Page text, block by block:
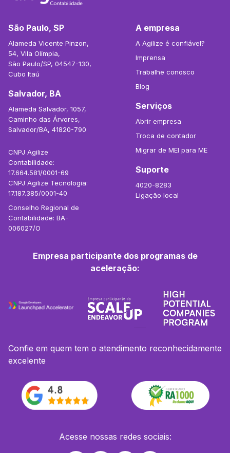
São Paulo, SP
Alameda Vicente Pinzon,
54, Vila Olímpia,
São Paulo/SP, 04547-130,
Cubo Itaú
Salvador, BA
Alameda Salvador, 1057,
Caminho das Árvores,
Salvador/BA, 41820-790
CNPJ Agilize
Contabilidade:
17.664.581/0001-69
CNPJ Agilize Tecnologia:
17.187.385/0001-40
Conselho Regional de
Contabilidade: BA-
006027/O
A empresa
A Agilize é confiável?
Imprensa
Trabalhe conosco
Blog
Serviços
Abrir empresa
Troca de contador
Migrar de MEI para ME
Suporte
4020-8283
Ligação local
Empresa participante dos programas de
aceleração:
Confie em quem tem o atendimento reconhecidamente
excelente
Acesse nossas redes sociais: